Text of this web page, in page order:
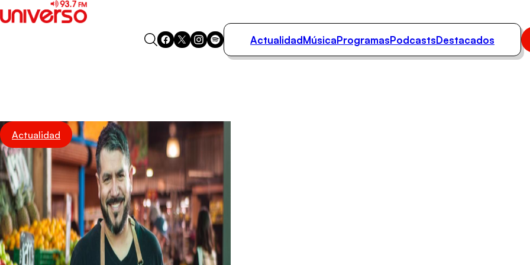
Podcasts
Destacados
ActualidadMúsicaProgramasPodcastsDestacados
Actualidad